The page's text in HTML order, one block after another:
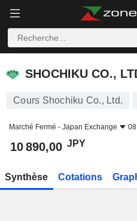
SHOCHIKU CO., LTD.
SHOCHIKU CO.,
Cours Shochiku Co., Ltd.
Marché Fermé - Japan Exchange
10 890,00 JPY
Synthèse Cotations